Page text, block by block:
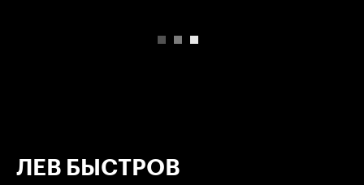
ЛЕВ БЫСТРОВ